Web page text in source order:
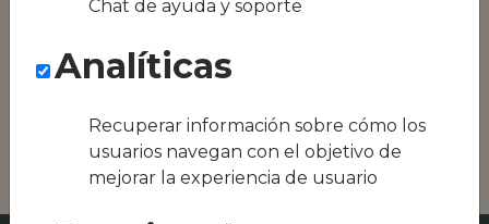
oferta local de tu
ser Restaurante La
Torreta de Beltrí o
Leña
Chat de ayuda y soporte
Analíticas
Recuperar información sobre cómo los
usuarios navegan con el objetivo de
mejorar la experiencia de usuario